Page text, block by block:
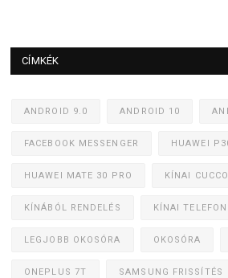
CÍMKÉK
ANDROID 9.0 ANDROID 10
FACEBOOK MESSENGER HUAWEI
HUAWEI MATE 30 PRO KÍNAI
KÍNÁBÓL RENDELÉS KÍNAI
LEGJOBB OKOSÓRA OKOSÓRA
ONEPLUS 7T SAMSUNG FRISSÍTÉS